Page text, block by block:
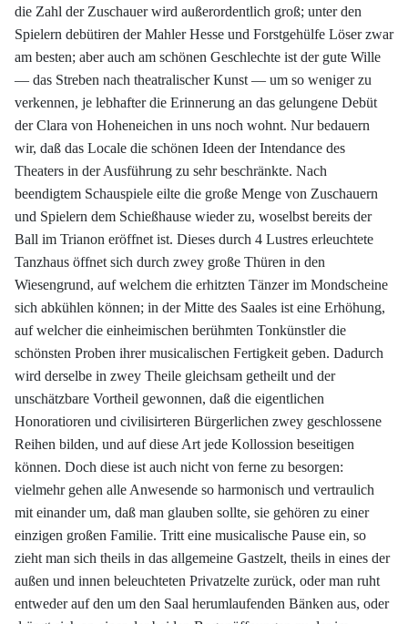
die Zahl der Zuschauer wird außerordentlich groß; unter den
Spielern debütiren der Mahler Hesse und Forstgehülfe Löser zwar
am besten; aber auch am schönen Geschlechte ist der gute Wille
— das Streben nach theatralischer Kunst — um so weniger zu
verkennen, je lebhafter die Erinnerung an das gelungene Debüt
der Clara von Hoheneichen in uns noch wohnt. Nur bedauern
wir, daß das Locale die schönen Ideen der Intendance des
Theaters in der Ausführung zu sehr beschränkte. Nach
beendigtem Schauspiele eilte die große Menge von Zuschauern
und Spielern dem Schießhause wieder zu, woselbst bereits der
Ball im Trianon eröffnet ist. Dieses durch 4 Lustres erleuchtete
Tanzhaus öffnet sich durch zwey große Thüren in den
Wiesengrund, auf welchem die erhitzten Tänzer im Mondscheine
sich abkühlen können; in der Mitte des Saales ist eine Erhöhung,
auf welcher die einheimischen berühmten Tonkünstler die
schönsten Proben ihrer musicalischen Fertigkeit geben. Dadurch
wird derselbe in zwey Theile gleichsam getheilt und der
unschätzbare Vortheil gewonnen, daß die eigentlichen
Honoratioren und civilisirteren Bürgerlichen zwey geschlossene
Reihen bilden, und auf diese Art jede Kollossion beseitigen
können. Doch diese ist auch nicht von ferne zu besorgen:
vielmehr gehen alle Anwesende so harmonisch und vertraulich
mit einander um, daß man glauben sollte, sie gehören zu einer
einzigen großen Familie. Tritt eine musicalische Pause ein, so
zieht man sich theils in das allgemeine Gastzelt, theils in eines der
außen und innen beleuchteten Privatzelte zurück, oder man ruht
entweder auf den um den Saal herumlaufenden Bänken aus, oder